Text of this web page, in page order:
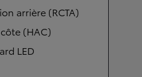
arrière (RCTA)
(HAC)
LED